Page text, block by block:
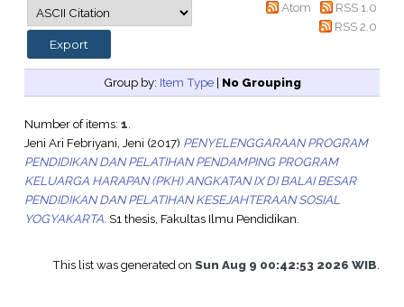
Atom
RSS 1.0
RSS 2.0
Group by: Item Type| No Grouping
Number of items: 1.
Jeni Ari Febriyani, Jeni (2017) PENYELENGGARAAN PROGRAM
PENDIDIKAN DAN PELATIHAN PENDAMPING PROGRAM
KELUARGA HARAPAN (PKH) ANGKATAN IX DI BALAI BESAR
PENDIDIKAN DAN PELATIHAN KESEJAHTERAAN SOSIAL
YOGYAKARTA. S1 thesis, Fakultas Ilmu Pendidikan.
This list was generated onSun Aug 9 00:42:53 2026 WIB.